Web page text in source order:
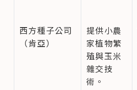
西方種子公司
（肯亞）
提供小農
家植物繁
殖與玉米
雜交技
術。